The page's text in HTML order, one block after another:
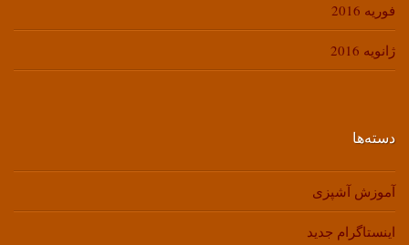
فوریه 2016
ژانویه 2016
دسته‌ها
آموزش آشپزی
اینستاگرام جدید